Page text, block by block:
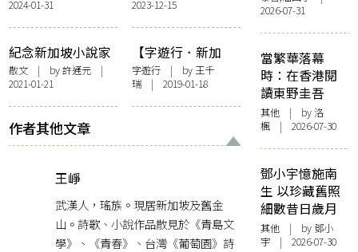
2024-01-31
2023-12-15
紀念新加坡小說家
英培安先生 與遺留
的新加坡人文風景
——草根書室
散文 | by許通元 |
2021-01-21
【字遊行．新加
坡】人文獅城閒蕩
日記
字遊行| by 王千
瑞 | 2019-01-18
作者其他文章
王崢
武漢人，瑤族。現居新加坡及舊金
山。詩歌、小說作品散見於《青島文
學》、《青春》、台灣《葡萄園》詩
2026-07-31
當繁華落幕
時：在香港閱
讀東野圭吾
其他 | by洛
楓 | 2026-07-30
鄧小宇憶施南
生 以珍藏舊照
細數昔日歲月
其他 | by 鄧小
宇 | 2026-07-30